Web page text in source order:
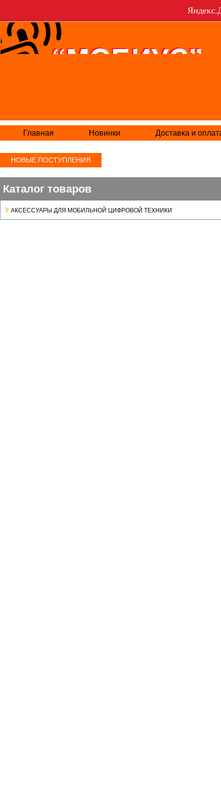
Главная Новинки Доставка и
НОВЫЕ ПОСТУПЛЕНИЯ
Каталог товаров
АКСЕСCУАРЫ ДЛЯ МОБИЛЬНОЙ ЦИФРОВОЙ ТЕХНИКИ